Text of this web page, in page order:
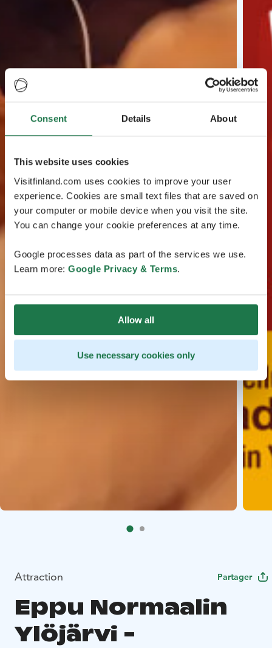
Consent Details About
This website uses cookies
Visitfinland.com uses cookies to improve your user
experience. Cookies are small text files that are saved on
your computer or mobile device when you visit the site.
You can change your cookie preferences at any time.
Google processes data as part of the services we use.
Learn more: Google Privacy & Terms.
Allow all
Use necessary cookies only
Attraction Partager
Eppu Normaalin
Ylöjärvi -